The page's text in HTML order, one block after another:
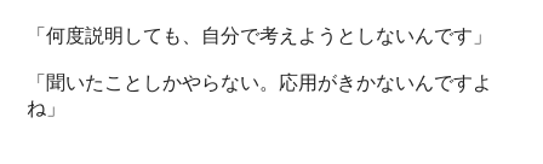
「何度説明しても、自分で考えようとしないんです」
「聞いたことしかやらない。応用がきかないんですよ
ね」